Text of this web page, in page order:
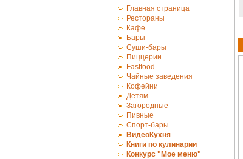
Главная страница
Рестораны
Кафе
Бары
Суши-бары
Пиццерии
Fastfood
Чайные заведения
Кофейни
Детям
Загородные
Пивные
Спорт-бары
ВидеоКухня
Книги по кулинарии
Конкурc "Мое меню"